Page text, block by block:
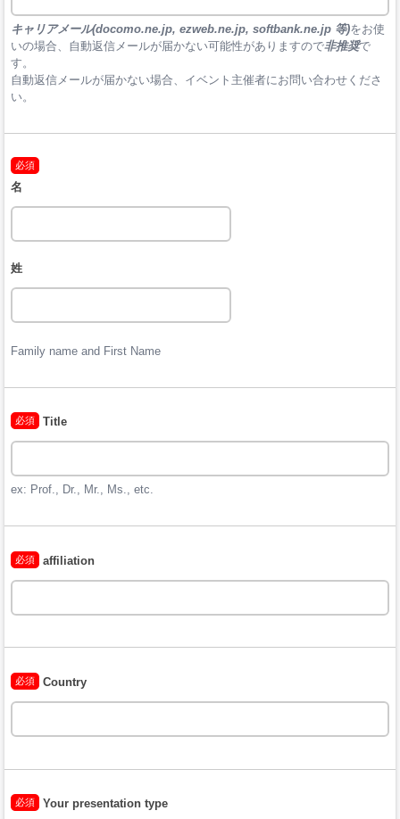
キャリアメール(docomo.ne.jp, ezweb.ne.jp, softbank.ne.jp 等)をお使
いの場合、自動返信メールが届かない可能性がありますので非推奨で
す。
自動返信メールが届かない場合、イベント主催者にお問い合わせくださ
い。
必須
名
姓
Family name and First Name
必須 Title
ex: Prof., Dr., Mr., Ms., etc.
必須 affiliation
必須 Country
必須 Your presentation type